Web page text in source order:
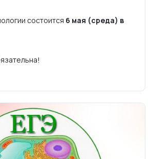
состоится 6 мая (среда) в